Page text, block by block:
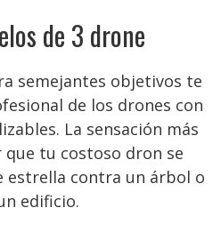
de 3 drone
semejantes objetivos te
de los drones con
La sensación más
tu costoso dron se
estrella contra un árbol o
edificio.